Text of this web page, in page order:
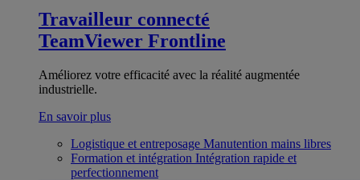
Travailleur connecté
TeamViewer Frontline
Améliorez votre efficacité avec la réalité augmentée
industrielle.
En savoir plus
Logistique et entreposage Manutention mains libres
Formation et intégration Intégration rapide et
perfectionnement